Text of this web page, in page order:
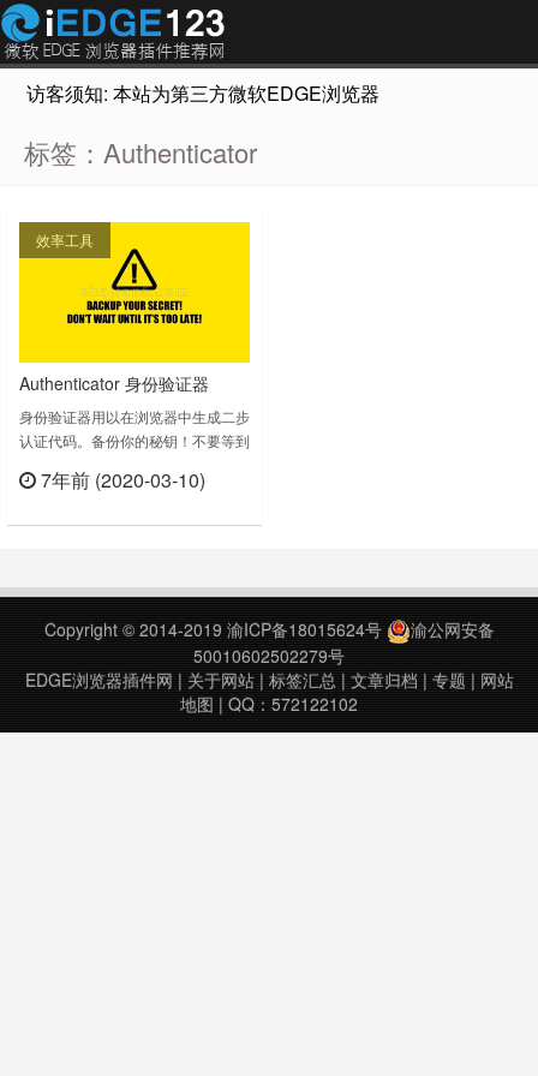
访客须知: 本站为第三方微软EDGE浏览器插件推荐网站，
标签：Authenticator
效率工具
Authenticator 身份验证器
身份验证器用以在浏览器中生成二步
认证代码。备份你的秘钥！不要等到
器。如您已登录，则数据会自动同步
赚钱是不可能的，所以请不要再继续
generates 2-Step Verific……
7年前 (2020-03-10)
Copyright © 2014-2019 渝ICP备18015624号
渝公网安备
50010602502279号
EDGE浏览器插件网 | 关于网站| 标签汇总| 文章归档 | 专题 | 网站
地图 | QQ：572122102